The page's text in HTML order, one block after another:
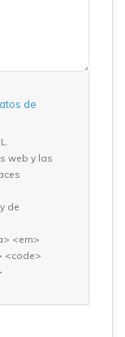
de
web y las
de
<em>
<code>